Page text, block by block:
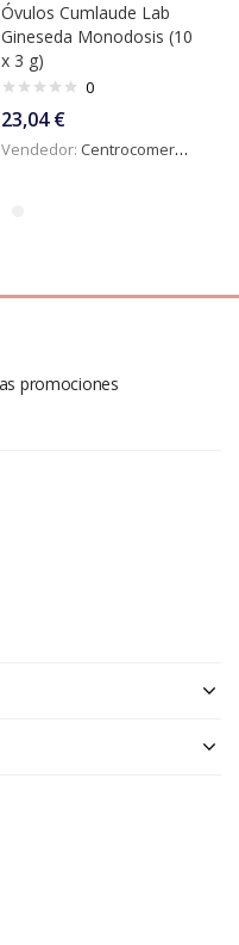
Óvulos Cumlaude Lab
Gineseda Monodosis (10
x 3 g)
0
23,04€
Vendedor: Centrocomercialdigital
promociones